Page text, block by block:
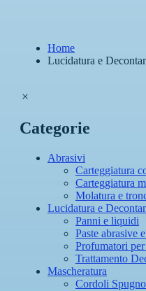
Home
Lucidatura e
Categorie
Abrasivi
Carteggiatura
Carteggiatura
Molatura e
Lucidatura e
Panni e liquidi
Paste abrasive
Profumatori
Trattamento
Mascheratura
Cordoli